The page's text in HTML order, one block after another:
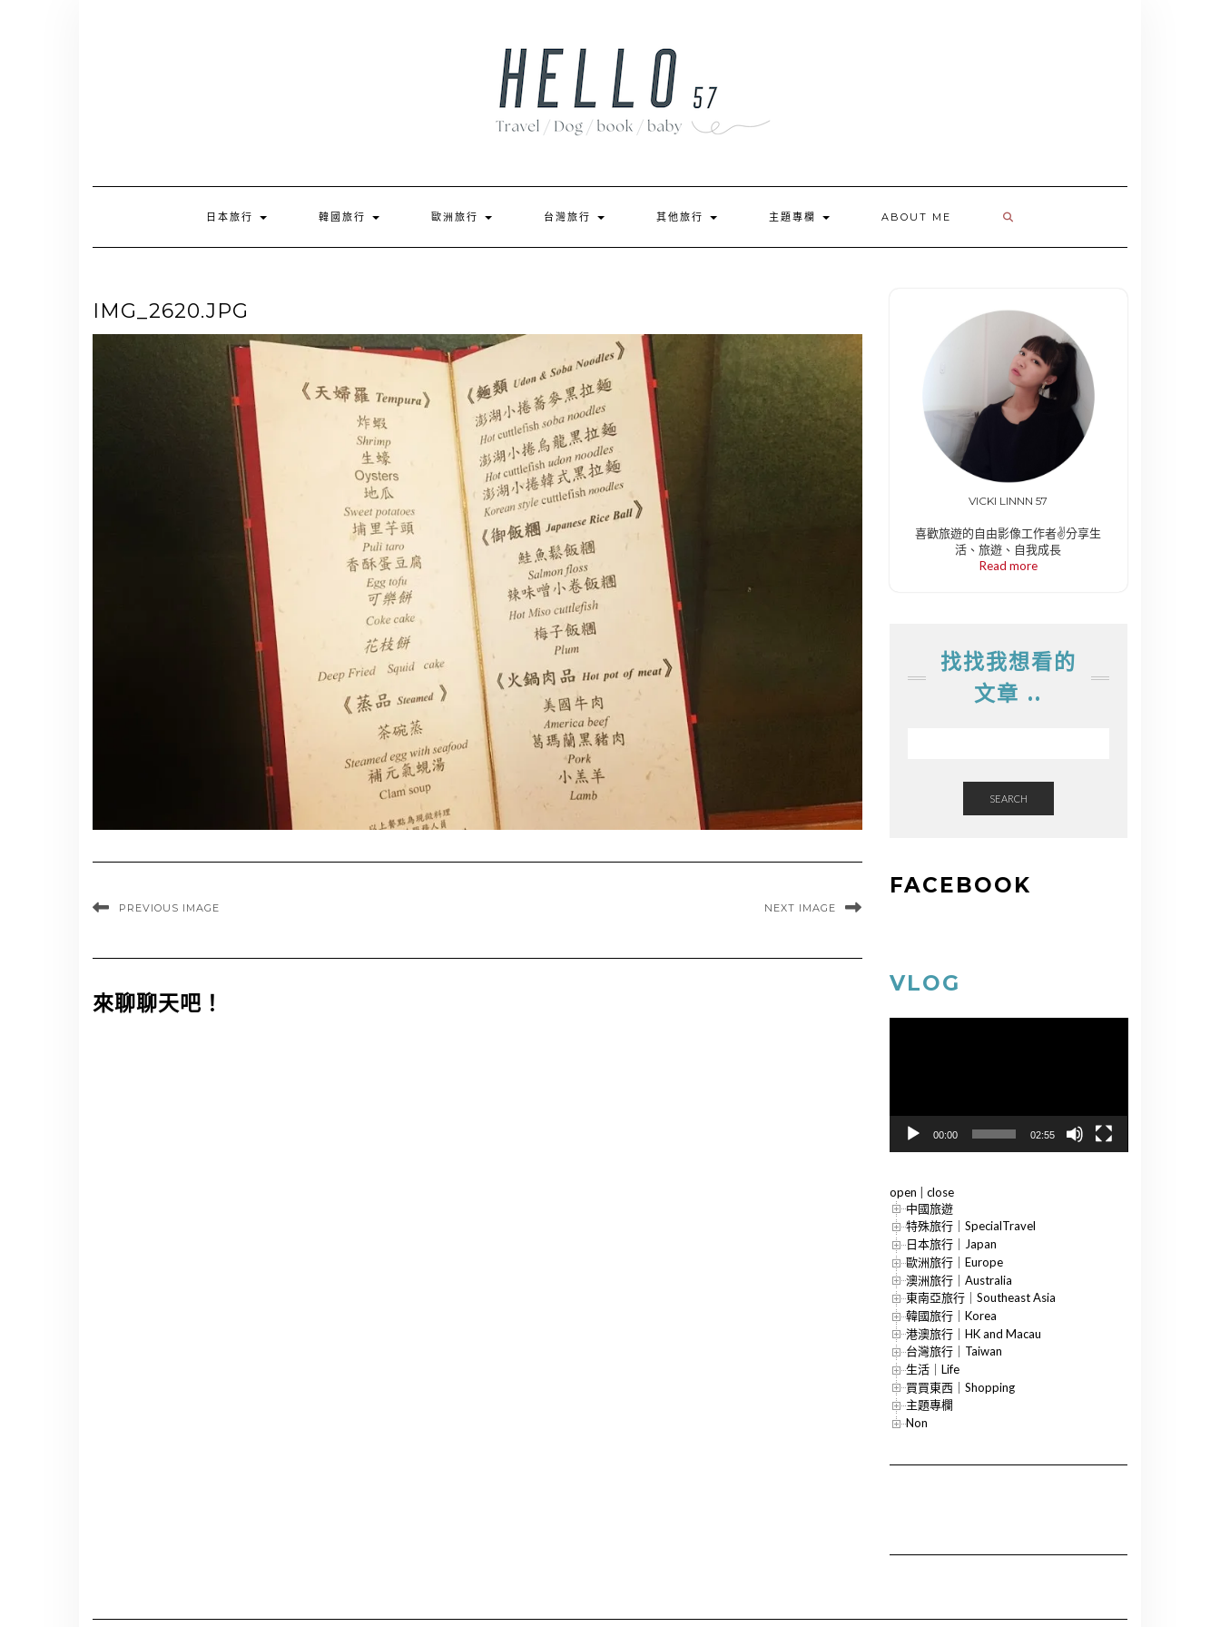
日本旅行 韓國旅行 歐洲旅行 台灣旅行 其他旅行 主題專欄 ABOUT ME
IMG_2620.JPG
PREVIOUS IMAGE NEXT IMAGE
來聊聊天吧！
VICKI LINNN 57
喜歡旅遊的自由影像工作者✌️分享生
活、旅遊、自我成長
Read more
找找我想看的
文章 ..
SEARCH
FACEBOOK
VLOG
00:00 02:55
open
close
中國旅遊
特殊旅行｜SpecialTravel
日本旅行｜Japan
歐洲旅行｜Europe
澳洲旅行｜Australia
東南亞旅行｜Southeast Asia
韓國旅行｜Korea
港澳旅行｜HK and Macau
台灣旅行｜Taiwan
生活｜Life
買買東西｜Shopping
主題專欄
Non